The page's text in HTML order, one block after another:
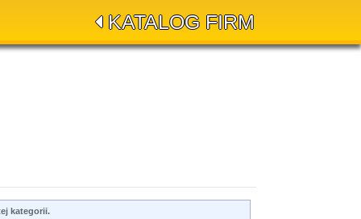
KATALOG FIRM
kategorii.